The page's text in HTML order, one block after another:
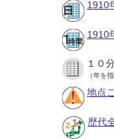
1910
1910
１０
（年を
地点
歴代